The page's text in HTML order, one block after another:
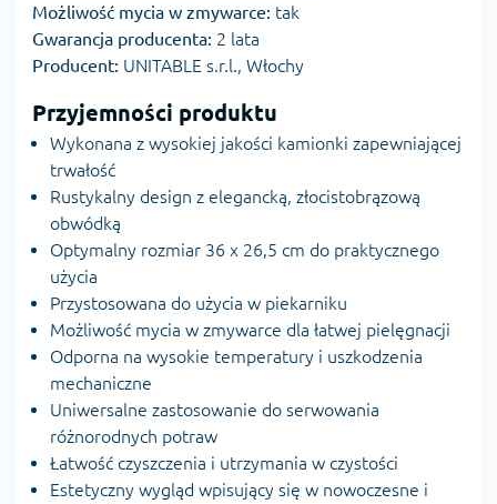
Możliwość mycia w zmywarce: tak
Gwarancja producenta: 2 lata
Producent: UNITABLE s.r.l., Włochy
Przyjemności produktu
Wykonana z wysokiej jakości kamionki zapewniającej
trwałość
Rustykalny design z elegancką, złocistobrązową
obwódką
Optymalny rozmiar 36 x 26,5 cm do praktycznego
użycia
Przystosowana do użycia w piekarniku
Możliwość mycia w zmywarce dla łatwej pielęgnacji
Odporna na wysokie temperatury i uszkodzenia
mechaniczne
Uniwersalne zastosowanie do serwowania
różnorodnych potraw
Łatwość czyszczenia i utrzymania w czystości
Estetyczny wygląd wpisujący się w nowoczesne i